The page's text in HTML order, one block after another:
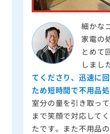
細かな
家電の
とめて
しまし
てくださり、迅速に
ため短時間で不用品
室分の量を引き取っ
まで笑顔で対応して
たです。また不用品